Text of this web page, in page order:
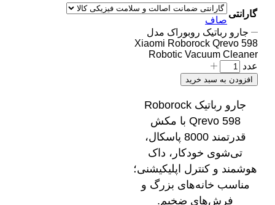
گارانتی
صاف
جارو رباتیک روبوراک مدل
Xiaomi Roborock Qrevo 598
Robotic Vacuum Cleaner
عدد
افزودن به سبد خرید
جارو رباتیک Roborock
Qrevo 598 با مکش
قدرتمند 8000 پاسکال،
تی‌شوی خودکار، داک
هوشمند و کنترل اپلیکیشنی؛
مناسب خانه‌های بزرگ و
فرش‌های ضخیم.